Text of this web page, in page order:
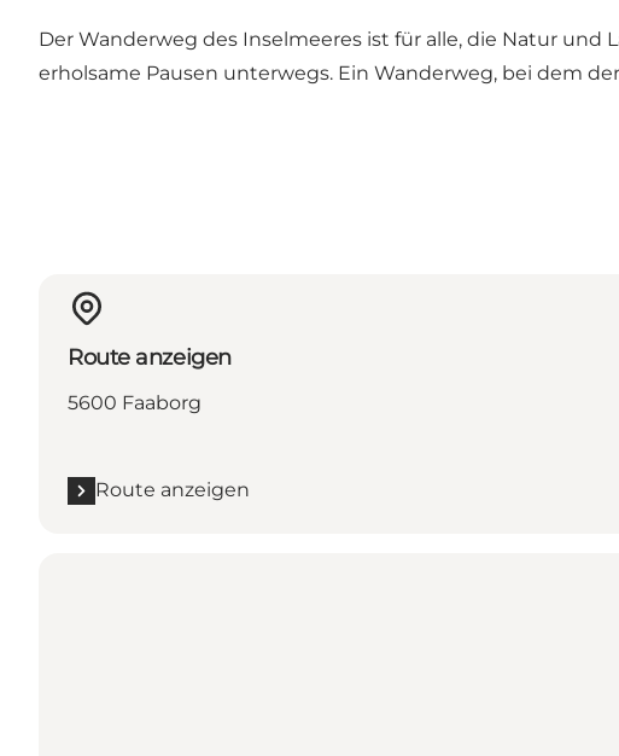
Der Wanderweg des Inselmeeres ist für alle, die Natur
erholsame Pausen unterwegs. Ein Wanderweg, bei dem
Route anzeigen
5600 Faaborg
Route anzeigen